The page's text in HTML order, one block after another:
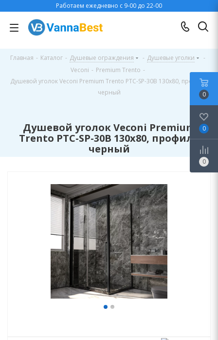
Работаем ежедневно с 9-00 до 22-00
Главная - Каталог - Душевые ограждения - Душевые уголки
-
Veconi - Premium Trento -
Душевой уголок Veconi Premium Trento PTC-SP-30B 130x80, профиль
черный
Душевой уголок Veconi Premium
Trento PTC-SP-30B 130x80, профиль
черный
0
0
0